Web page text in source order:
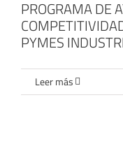
PROGRAMA DE
PYMES
Leer más